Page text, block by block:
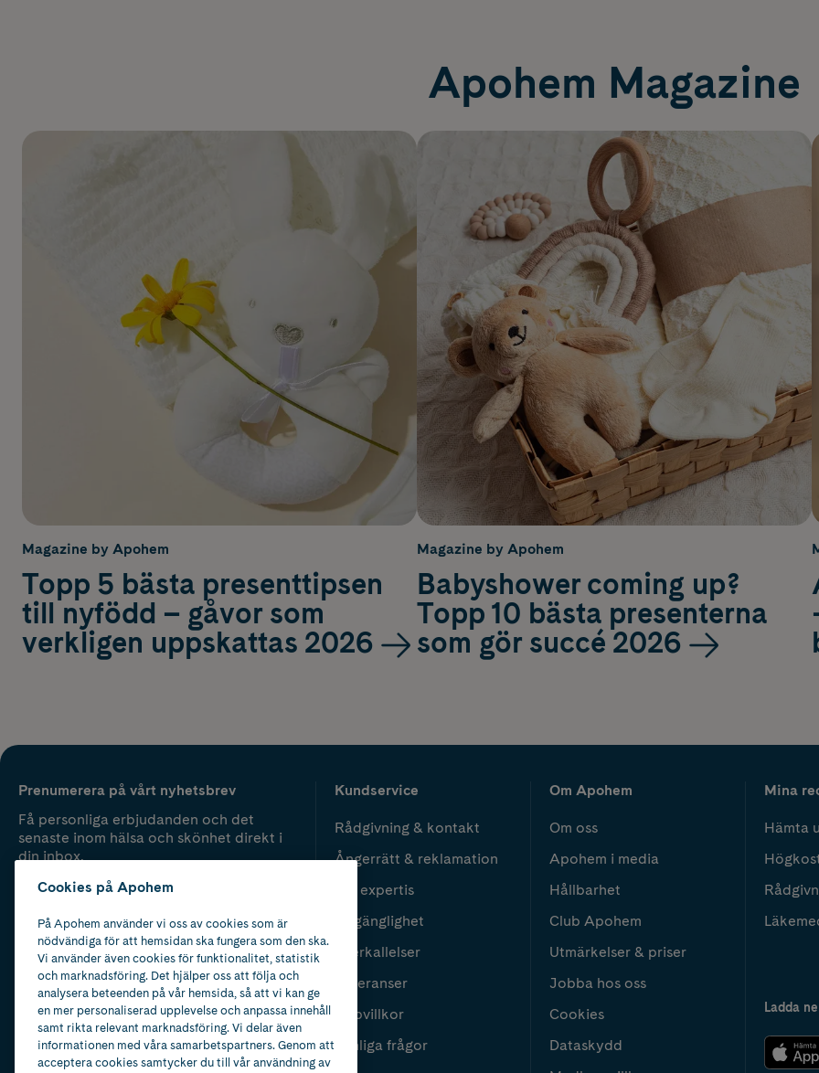
Apohem Magazine
Magazine by Apohem
Topp 5 bästa presenttipsen
till nyfödd – gåvor som
verkligen uppskattas 2026
Magazine by Apohem
Babyshower coming up?
Topp 10 bästa presenterna
som gör succé 2026
Prenumerera på vårt nyhetsbrev
Få personliga erbjudanden och det
senaste inom hälsa och skönhet direkt i
din inbox.
Kundservice
Rådgivning & kontakt
Ångerrätt & reklamation
Vår expertis
Tillgänglighet
Återkallelser
Leveranser
Köpvillkor
Vanliga frågor
Om Apohem
Om oss
Apohem i media
Hållbarhet
Club Apohem
Utmärkelser & priser
Jobba hos oss
Cookies
Dataskydd
Mina
Hämta
Ladda
Cookies på Apohem
På Apohem använder vi oss av cookies som är
nödvändiga för att hemsidan ska fungera som den ska.
Vi använder även cookies för funktionalitet, statistik
och marknadsföring. Det hjälper oss att följa och
analysera beteenden på vår hemsida, så att vi kan ge
en mer personaliserad upplevelse och anpassa innehåll
samt rikta relevant marknadsföring. Vi delar även
informationen med våra samarbetspartners. Genom att
acceptera cookies samtycker du till vår användning av